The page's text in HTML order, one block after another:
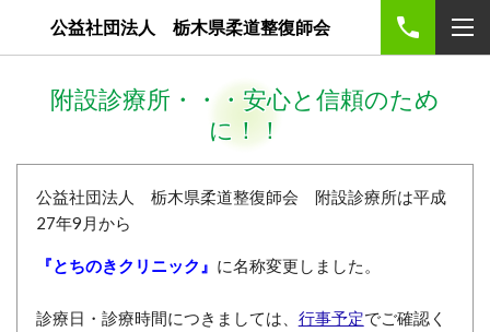
公益社団法人 栃木県柔道整復師会
附設診療所・・・安心と信頼のため
に！！
公益社団法人 栃木県柔道整復師会 附設診療所は平成
27年9月から
『とちのきクリニック』 に名称変更しました。
診療日・診療時間につきましては、 行事予定でご確認く